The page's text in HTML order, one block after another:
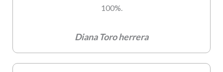
100%.
Diana Toro herrera